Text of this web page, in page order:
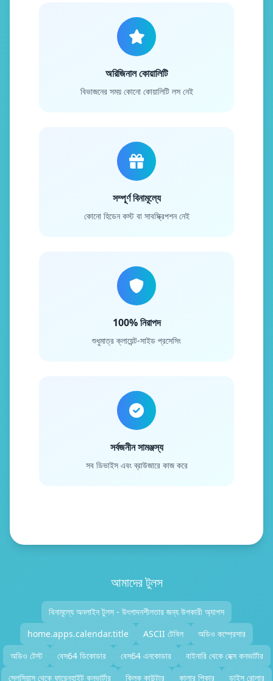
অরিজিনাল কোয়ালিটি
বিভাজনের সময় কোনো কোয়ালিটি লস নেই
সম্পূর্ণ বিনামূল্যে
কোনো হিডেন কস্ট বা সাবস্ক্রিপশন নেই
100% নিরাপদ
শুধুমাত্র ক্লায়েন্ট-সাইড প্রসেসিং
সর্বজনীন সামঞ্জস্য
সব ডিভাইস এবং ব্রাউজারে কাজ করে
আমাদের টুলস
বিনামূল্যে অনলাইন টুলস - উৎপাদনশীলতার জন্য উপকারী অ্যাপস
home.apps.calendar.title
ASCII টেবিল
অডিও কম্প্রেসার
অডিও টেস্ট
বেস64 ডিকোডার বেস64 এনকোডার
বাইনারি থেকে হেক্স কনভার্টার
সেলসিয়াস থেকে ফারেনহাইট কনভার্টার
ক্লিক কাউন্টার কালার পিকার ডাইস রোলার